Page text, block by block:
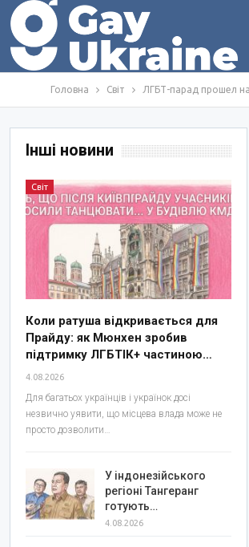
Головна Світ ЛГБТ-парад прошел
Інші новини
Світ
Коли ратуша відкривається для
Прайду: як Мюнхен зробив
підтримку ЛГБТІК+ частиною…
4.08.2026
Для багатьох українців і українок досі
незвично уявити, що місцева влада може не
просто дозволити…
У індонезійського
регіоні Тангеранг
готують…
4.08.2026